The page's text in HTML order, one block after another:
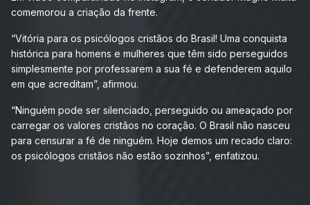
comemorou a criação da frente.
“Vitória para os psicólogos cristãos do Brasil! Uma conquista
histórica para homens e mulheres que têm sido perseguidos
simplesmente por professarem a sua fé e defenderem aquilo
em que acreditam”, afirmou.
“Ninguém pode ser silenciado, perseguido ou ameaçado por
carregar os valores cristãos no coração. O Brasil não nasceu
para censurar a fé de ninguém. Hoje demos um recado claro:
os psicólogos cristãos não estão sozinhos”, enfatizou.